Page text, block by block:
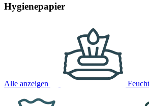
Hygienepapier
Alle anzeigen